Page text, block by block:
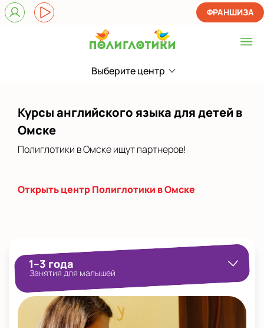
Выберите центр
Выберите центр
Выбрать другой город
ФРАНШИЗА
Курсы английского языка для детей в
Омске
Полиглотики в Омске ищут партнеров!
Открыть центр Полиглотики в Омске
1–3 года
Занятия для малышей